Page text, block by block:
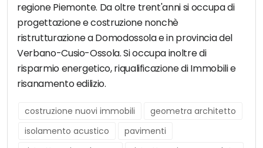
regione Piemonte. Da oltre trent'anni si occupa di
progettazione e costruzione nonchè
ristrutturazione a Domodossola e in provincia del
Verbano-Cusio-Ossola. Si occupa inoltre di
risparmio energetico, riqualificazione di Immobili e
risanamento edilizio.
costruzione nuovi immobili
geometra architetto
isolamento acustico
pavimenti